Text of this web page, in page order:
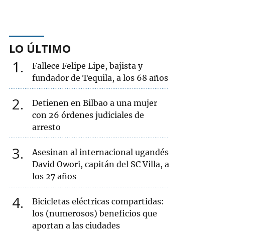
LO ÚLTIMO
1
Fallece Felipe Lipe, bajista y
fundador de Tequila, a los 68 años
2
Detienen en Bilbao a una mujer
con 26 órdenes judiciales de
arresto
3
Asesinan al internacional ugandés
David Owori, capitán del SC Villa, a
los 27 años
4
Bicicletas eléctricas compartidas:
los (numerosos) beneficios que
aportan a las ciudades